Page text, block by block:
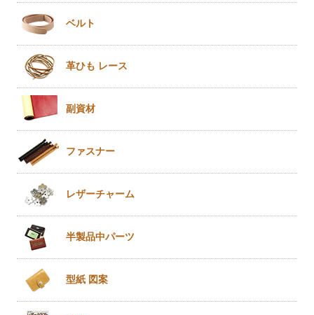
ベルト
革ひも レース
副資材
ファスナー
レザーチャーム
半製品中パーツ
型紙 図案